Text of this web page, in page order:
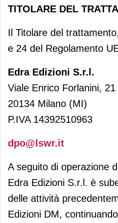
TITOLARE DEL
Il Titolare del
e 24 del Regolamento
Edra Edizioni S.r.l.
Viale Enrico Forlanini, 21
20134 Milano (MI)
P.IVA 14392510963
dpo@lswr.it
A seguito di operazione
Edra Edizioni S.r.l. è
delle attività
Edizioni DM,